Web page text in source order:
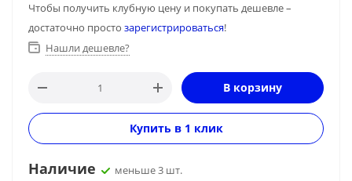
Чтобы получить клубную цену и покупать дешевле –
достаточно просто зарегистрироваться!
Нашли дешевле?
В корзину
Купить в 1 клик
Наличие меньше 3 шт.